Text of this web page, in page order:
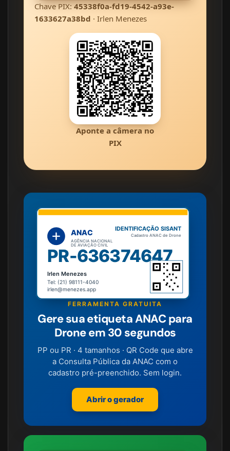
Chave PIX:45338f0a-fd19-4542-a93e-
1633627a38bd · Irlen Menezes
Aponte a câmera no
PIX
ANAC
AGÊNCIA NACIONAL
DE AVIAÇÃO CIVIL
IDENTIFICAÇÃO SISANT
Cadastro ANAC de Drone
PR-636374647
Irlen Menezes
Tel: (21) 98111-4040
irlen@menezes.app
FERRAMENTA GRATUITA
Gere sua etiqueta ANAC para
Drone em 30 segundos
PP ou PR · 4 tamanhos · QR Code que abre
a Consulta Pública da ANAC com o
cadastro pré-preenchido. Sem login.
Abrir o gerador